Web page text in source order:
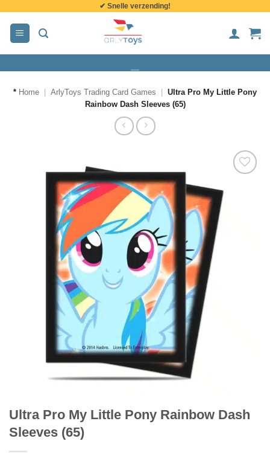
inhoud
✔ Snelle verzending!
* Home ArlyToys Trading Card Games
Ultra Pro My Little Pony
Rainbow Dash Sleeves (65)
Ultra Pro My Little Pony Rainbow Dash
Sleeves (65)